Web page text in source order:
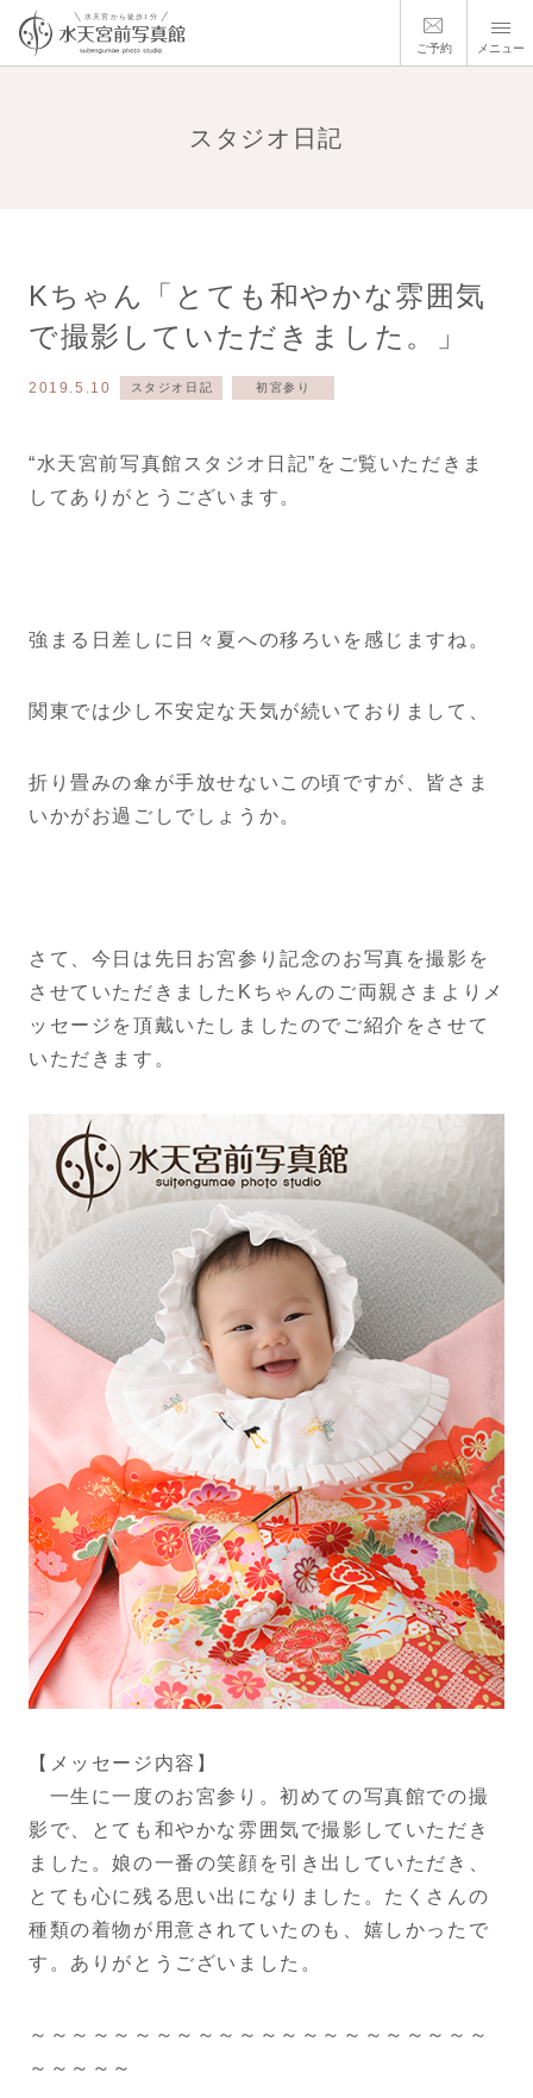
ご予約 メニュー
スタジオ日記
Kちゃん「とても和やかな雰囲気
で撮影していただきました。」
2019.5.10 スタジオ日記 初宮参り
“水天宮前写真館スタジオ日記”をご覧いただきま
してありがとうございます。
強まる日差しに日々夏への移ろいを感じますね。
関東では少し不安定な天気が続いておりまして、
折り畳みの傘が手放せないこの頃ですが、皆さま
いかがお過ごしでしょうか。
さて、今日は先日お宮参り記念のお写真を撮影を
させていただきましたKちゃんのご両親さまよりメ
ッセージを頂戴いたしましたのでご紹介をさせて
いただきます。
【メッセージ内容】
一生に一度のお宮参り。初めての写真館での撮
影で、とても和やかな雰囲気で撮影していただき
ました。娘の一番の笑顔を引き出して いただき、
とても心に残る思い出になりました。たくさんの
種類の着物が用意されていたのも、嬉しかったで
す。ありがとうございま した。
～～～～～～～～～～～～～～～～～～～～～～
～～～～～